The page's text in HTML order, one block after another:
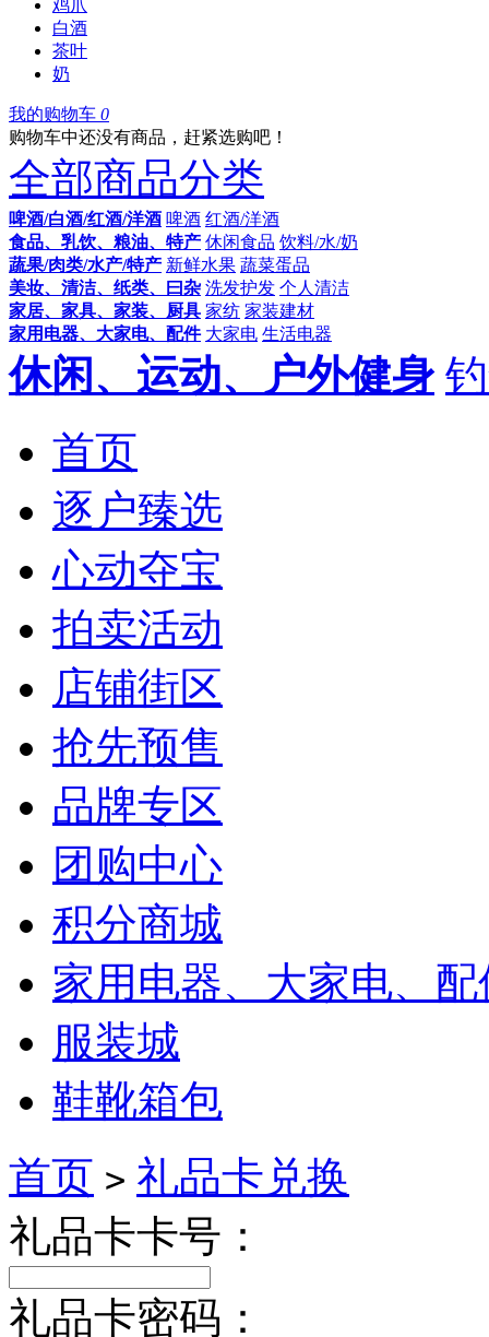
鸡爪
白酒
茶叶
奶
我的购物车 0
购物车中还没有商品，赶紧选购吧！
全部商品分类
啤酒/白酒/红酒/洋酒 啤酒 红酒/洋酒
食品、乳饮、粮油、特产 休闲食品 饮料/水/奶
蔬果/肉类/水产/特产 新鲜水果 蔬菜蛋品
美妆、清洁、纸类、曰杂 洗发护发 个人清洁
家居、家具、家装、厨具 家纺 家装建材
家用电器、大家电、配件 大家电 生活电器
休闲、运动、户外健身
首页
逐户臻选
心动夺宝
拍卖活动
店铺街区
抢先预售
品牌专区
团购中心
积分商城
家用电器、大家电、配
服装城
鞋靴箱包
首页 > 礼品卡兑换
礼品卡卡号：
礼品卡密码：